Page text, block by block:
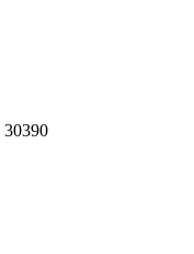
30390